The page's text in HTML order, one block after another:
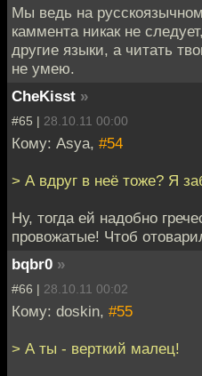
Мы ведь на
каммента никак не
другие языки, а читать
не умею.
CheKisst »
#65 | 28.10.11 00:00
Кому: Asya, #54
> А вдруг в неё тоже? Я
Ну, тогда ей надобно
провожатые! Чтоб
bqbr0 »
#66 | 28.10.11 00:02
Кому: doskin, #55
> А ты - верткий малец!